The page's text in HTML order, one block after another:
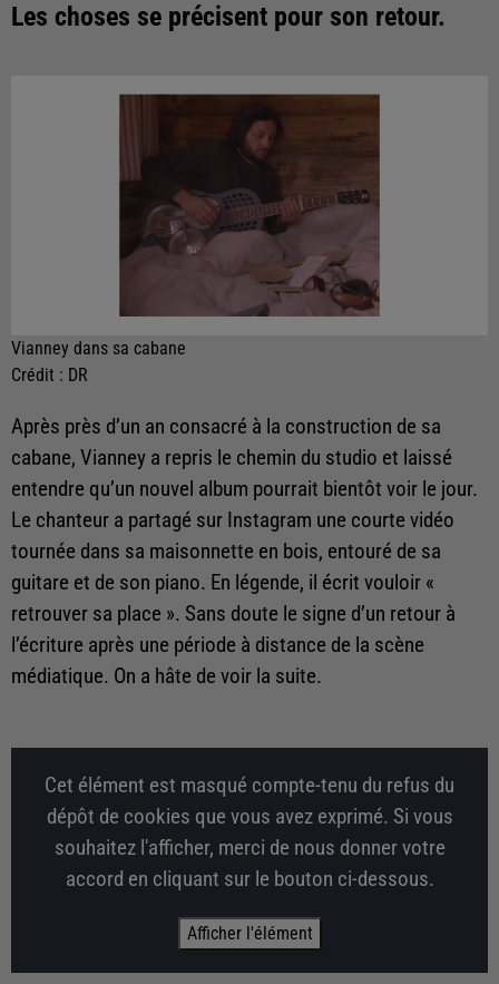
Les choses se précisent pour son retour.
Vianney dans sa cabane
Crédit : DR
Après près d’un an consacré à la construction de sa
cabane, Vianney a repris le chemin du studio et laissé
entendre qu’un nouvel album pourrait bientôt voir le jour.
Le chanteur a partagé sur Instagram une courte vidéo
tournée dans sa maisonnette en bois, entouré de sa
guitare et de son piano. En légende, il écrit vouloir «
retrouver sa place ». Sans doute le signe d’un retour à
l’écriture après une période à distance de la scène
médiatique. On a hâte de voir la suite.
Cet élément est masqué compte-tenu du refus du
dépôt de cookies que vous avez exprimé. Si vous
souhaitez l'afficher, merci de nous donner votre
accord en cliquant sur le bouton ci-dessous.
Afficher l'élément